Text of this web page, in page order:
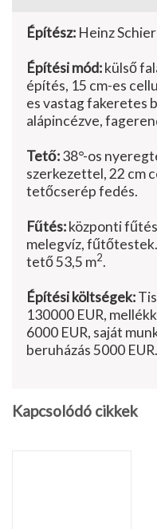
Építész: Heinz
Építési mód:külső
építés, 15 cm-es
es vastag fakeretes
alápincézve,
Tető:38°-os
szerkezettel, 22 cm
tetőcserép fedés.
Fűtés:központi
melegvíz,
tető 53,5 m2.
Építési költségek:
130000 EUR,
6000 EUR, saját
beruházás 5000 EUR.
Kapcsolódó cikkek